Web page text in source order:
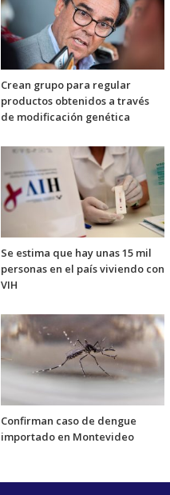
Crean grupo para regular
productos obtenidos a través
de modificación genética
Se estima que hay unas 15 mil
personas en el país viviendo con
VIH
Confirman caso de dengue
importado en Montevideo